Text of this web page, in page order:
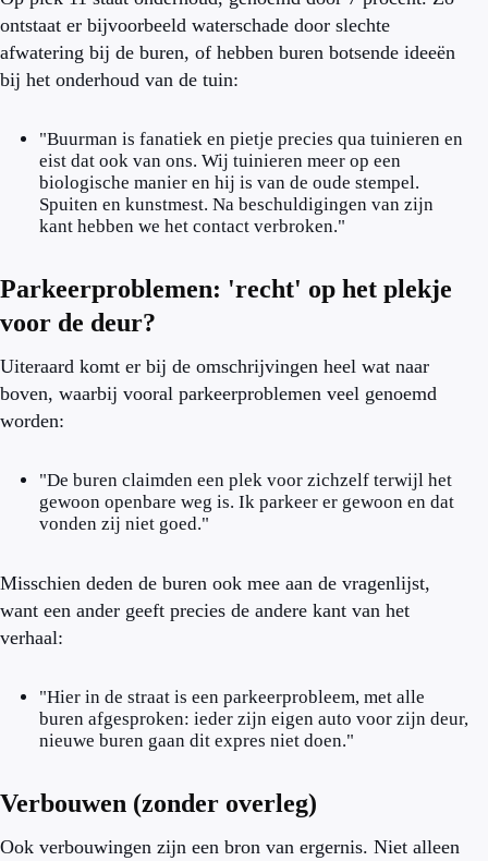
ontstaat er bijvoorbeeld waterschade door slechte
afwatering bij de buren, of hebben buren botsende ideeën
bij het onderhoud van de tuin:
"Buurman is fanatiek en pietje precies qua tuinieren en
eist dat ook van ons. Wij tuinieren meer op een
biologische manier en hij is van de oude stempel.
Spuiten en kunstmest. Na beschuldigingen van zijn
kant hebben we het contact verbroken."
Parkeerproblemen: 'recht' op het plekje
voor de deur?
Uiteraard komt er bij de omschrijvingen heel wat naar
boven, waarbij vooral parkeerproblemen veel genoemd
worden:
"De buren claimden een plek voor zichzelf terwijl het
gewoon openbare weg is. Ik parkeer er gewoon en dat
vonden zij niet goed."
Misschien deden de buren ook mee aan de vragenlijst,
want een ander geeft precies de andere kant van het
verhaal:
"Hier in de straat is een parkeerprobleem, met alle
buren afgesproken: ieder zijn eigen auto voor zijn deur,
nieuwe buren gaan dit expres niet doen."
Verbouwen (zonder overleg)
Ook verbouwingen zijn een bron van ergernis. Niet alleen